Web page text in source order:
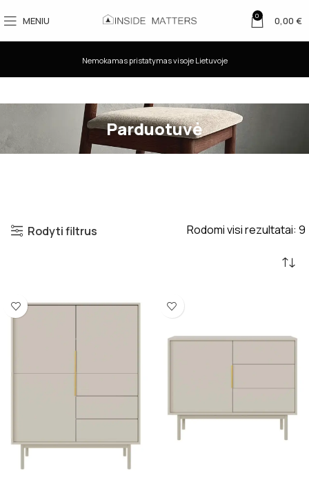
MENIU 0 0,00 €
Nemokamas pristatymas visoje Lietuvoje
Parduotuvė
Rodyti filtrus Rodomi visi rezultatai: 9